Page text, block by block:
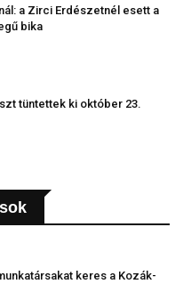
a Zirci Erdészetnél esett a
bika
tüntettek ki október 23.
keres a Kozák-